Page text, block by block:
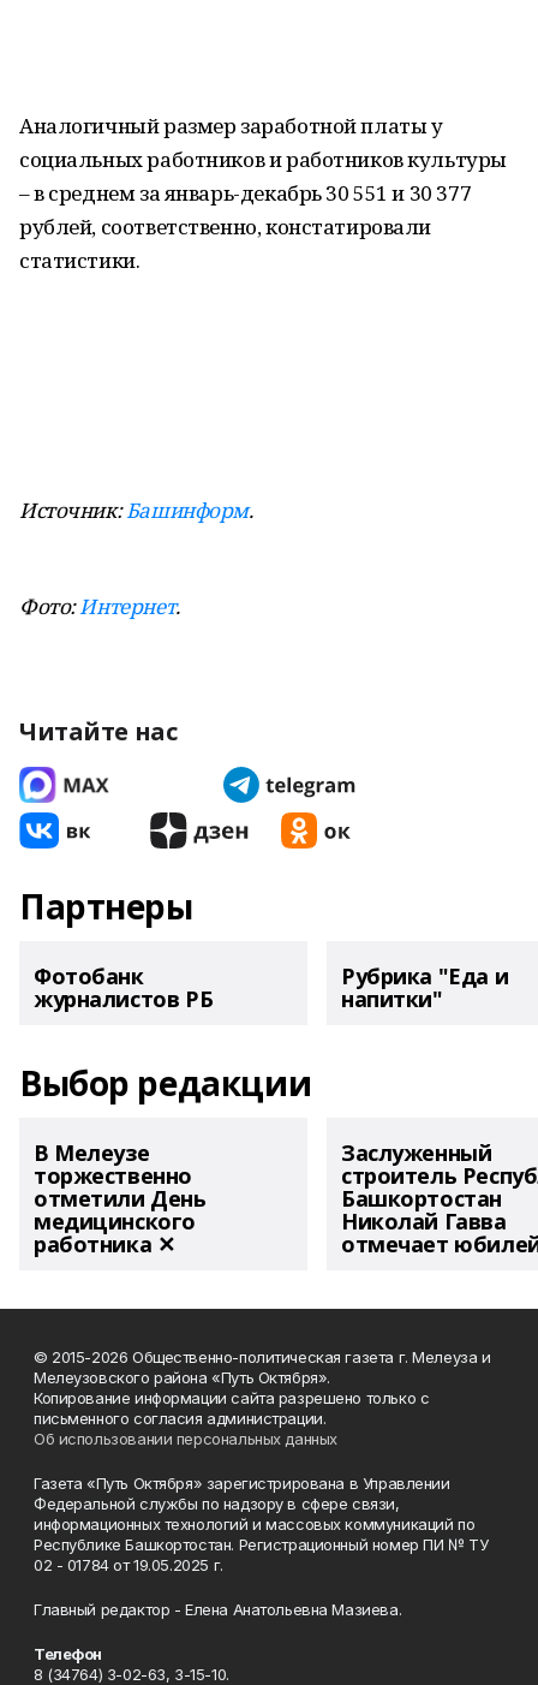
Аналогичный размер заработной платы у
социальных работников и работников культуры
– в среднем за январь-декабрь 30 551 и 30 377
рублей, соответственно, констатировали
статистики.
Источник:Башинформ.
Фото:Интернет.
Читайте нас
Партнеры
Фотобанк
журналистов РБ
Рубрика "Еда и
напитки"
Выбор редакции
В Мелеузе
торжественно
отметили День
медицинского
работника ✕
Заслуженный
строитель
Башкортостан
Николай Гавва
отмечает
© 2015-2026 Общественно-политическая газета г. Мелеуза и
Мелеузовского района «Путь Октября».
Копирование информации сайта разрешено только с
письменного согласия администрации.
Об использовании персональных данных
Газета «Путь Октября» зарегистрирована в Управлении
Федеральной службы по надзору в сфере связи,
информационных технологий и массовых коммуникаций по
Республике Башкортостан. Регистрационный номер ПИ № ТУ
02 - 01784 от 19.05.2025 г.
Главный редактор - Елена Анатольевна Мазиева.
Телефон
8 (34764) 3-02-63, 3-15-10.